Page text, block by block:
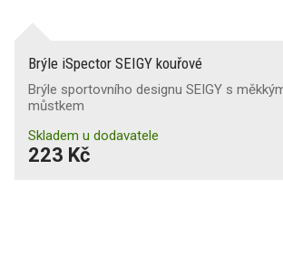
Brýle iSpector SEIGY kouřové
Brýle sportovního designu SEIGY s
můstkem
Skladem u dodavatele
223 Kč